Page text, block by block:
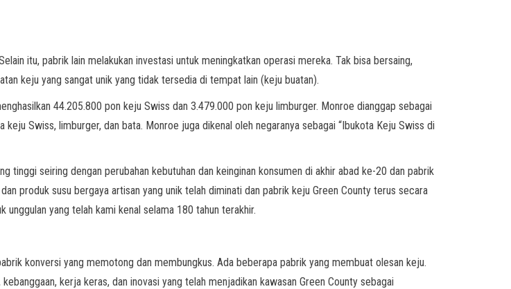
itu, pabrik lain melakukan investasi untuk meningkatkan operasi mereka. Tak bisa bersaing,
keju yang sangat unik yang tidak tersedia di tempat lain (keju buatan).
44.205.800 pon keju Swiss dan 3.479.000 pon keju limburger. Monroe dianggap sebagai
Swiss, limburger, dan bata. Monroe juga dikenal oleh negaranya sebagai “Ibukota Keju Swiss di
tinggi seiring dengan perubahan kebutuhan dan keinginan konsumen di akhir abad ke-20 dan pabrik
produk susu bergaya artisan yang unik telah diminati dan pabrik keju Green County terus secara
yang telah kami kenal selama 180 tahun terakhir.
konversi yang memotong dan membungkus. Ada beberapa pabrik yang membuat olesan keju.
kerja keras, dan inovasi yang telah menjadikan kawasan Green County sebagai